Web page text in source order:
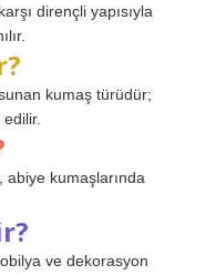
dirençli yapısıyla
kumaş türüdür;
abiye kumaşlarında
ve dekorasyon